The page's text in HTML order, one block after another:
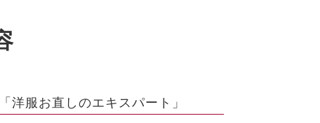
洋服お直しのエキスパート」